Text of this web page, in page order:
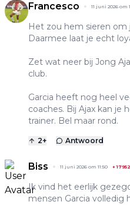
Francesco 11 juni 2026 om
Het zou hem sieren om
Daarmee laat je echt
Zet wat neer bij Jong
club.
Garcia heeft nog heel
coaches. Bij Ajax kan je
trainer. Bel maar rond.
2+ Antwoord
Biss 11 juni 2026 om 11:50 +17952
Ik vind het eerlijk
mensen Garcia volledig